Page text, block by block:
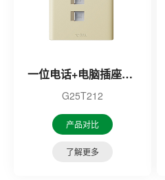
一位电话+电脑插座（金色）
G25T212
产品对比
了解更多